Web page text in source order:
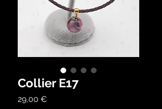
Collier E17
29,00 €